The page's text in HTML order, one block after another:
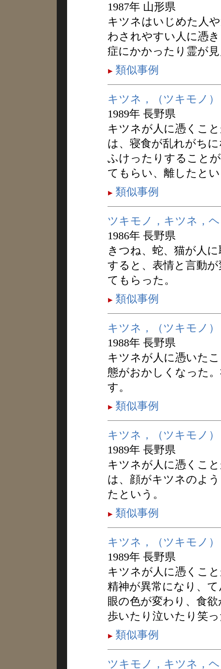
1987年 山形県
キツネはいじめた人
わされやすい人に憑
症にかかったり霊が
類似事例
キツネ，（ツキモノ）
1989年 長野県
キツネが人に憑くこ
は、寝食が乱れがち
ふけったりすること
てもらい、離したと
類似事例
ツキモノ，キツネ，
1986年 長野県
きつね、蛇、猫が人
すると、表情と言動
てもらった。
類似事例
キツネ，（ツキモノ）
1988年 長野県
キツネが人に憑いた
態がおかしくなった
す。
類似事例
キツネ，（ツキモノ）
1989年 長野県
キツネが人に憑くこ
は、顔がキツネのよ
たという。
類似事例
キツネ，（ツキモノ）
1989年 長野県
キツネが人に憑くこ
精神が異常になり、
眼の色が変わり、食
歩いたり泣いたり笑
類似事例
ツキモノ，キツネ，